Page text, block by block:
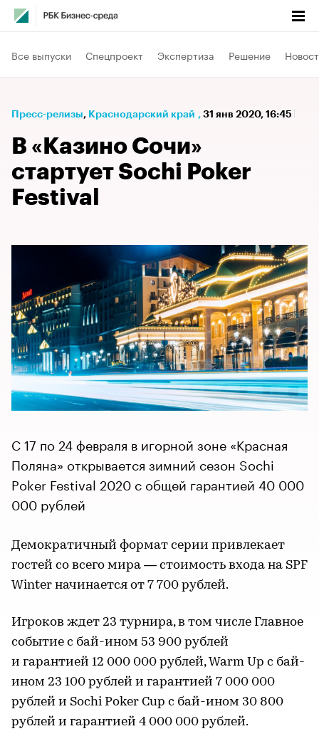
Все выпуски Спецпроект Экспертиза Решение
Пресс-релизы⁠, Краснодарский край , 31 янв 2020, 16:45
В «Казино Сочи»
стартует Sochi Poker
Festival
С 17 по 24 февраля в игорной зоне «Красная
Поляна» открывается зимний сезон Sochi
Poker Festival 2020 с общей гарантией 40 000
000 рублей
Демократичный формат серии привлекает
гостей со всего мира — стоимость входа на SPF
Winter начинается от 7 700 рублей.
Игроков ждет 23 турнира, в том числе Главное
событие с бай-ином 53 900 рублей
и гарантией 12 000 000 рублей, Warm Up с бай-
ином 23 100 рублей и гарантией 7 000 000
рублей и Sochi Poker Cup с бай-ином 30 800
рублей и гарантией 4 000 000 рублей.